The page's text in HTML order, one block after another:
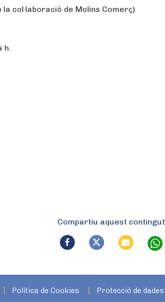
col·laboració de Molins Comerç)
h.
Compartiu aquest contingut
Política de Cookies Protecció de dades